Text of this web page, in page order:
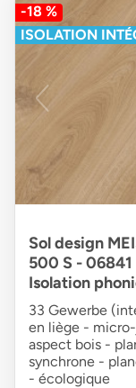
-18 %
ISOLATION
Sol design
500 S - 06841
Isolation
33 Gewerbe
en liège -
aspect bois -
synchrone -
- écologique